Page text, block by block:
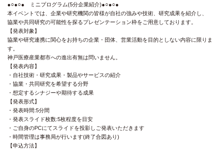
●○●○● ミニプログラム(5分企業紹介)●○●○●
本イベントでは、企業や研究機関の皆様が自社の強みや技術、研究成果を紹介し、
協業や共同研究の可能性を探るプレゼンテーション枠をご用意しております。
【発表対象】
協業や研究連携に関心をお持ちの企業・団体、営業活動を目的としない内容に限りま
す。
神戸医療産業都市への進出有無は問いません。
【発表内容】
・自社技術・研究成果・製品やサービスの紹介
・協業・共同研究を希望する分野
・想定するシナジーや期待する成果
【発表形式】
・発表時間:5分間
・発表スライド枚数:5枚程度を目安
・ご自身のPCにてスライドを投影しご発表いただきます
・時間管理は事務局が行います(終了合図あり)
【申込方法】